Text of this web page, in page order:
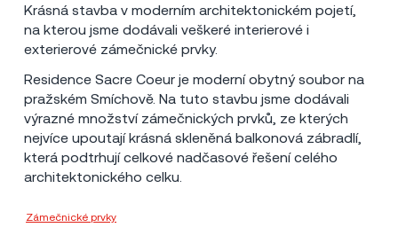
Krásná stavba v moderním architektonickém pojetí,
na kterou jsme dodávali veškeré interierové i
exterierové zámečnické prvky.
Residence Sacre Coeur je moderní obytný soubor na
pražském Smíchově. Na tuto stavbu jsme dodávali
výrazné množství zámečnických prvků, ze kterých
nejvíce upoutají krásná skleněná balkonová zábradlí,
která podtrhují celkové nadčasové řešení celého
architektonického celku.
Zámečnické prvky